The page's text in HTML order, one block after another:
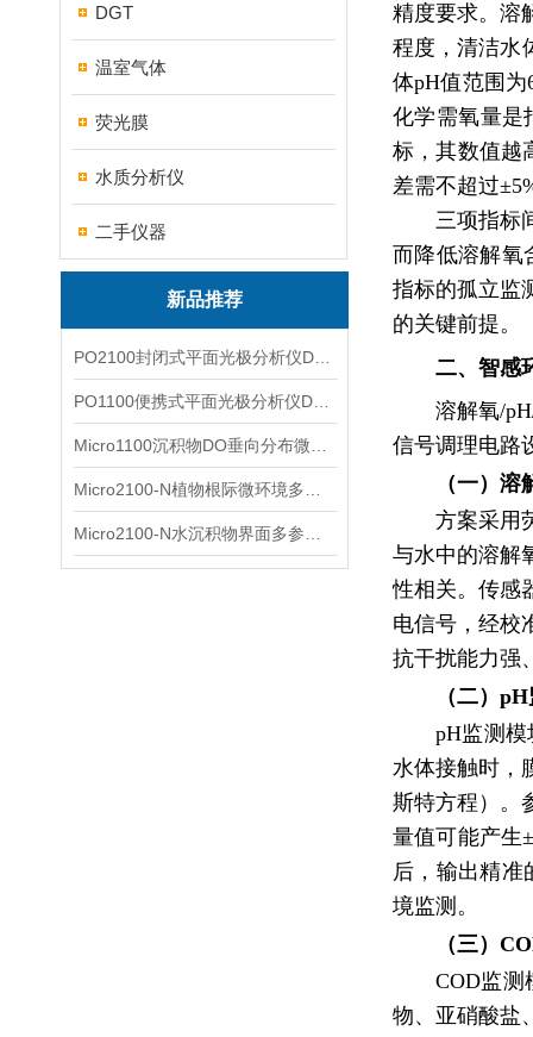
DGT
温室气体
荧光膜
水质分析仪
二手仪器
新品推荐
精度要求。溶
程度，清洁水
体pH值范围
化学需氧量是
标，其数值越
差需不超过
三项指标
而降低溶解氧
指标的孤立监
的关键前提。
二、智感
溶解氧/
信号调理电路
（一）
方案采用
与水中的溶解
性相关。传感
电信号，经校
抗干扰能力强
（二）
pH监测
水体接触时，
斯特方程）。
量值可能产生
后，输出精准
境监测。
（三）
COD监测
物、亚硝酸盐